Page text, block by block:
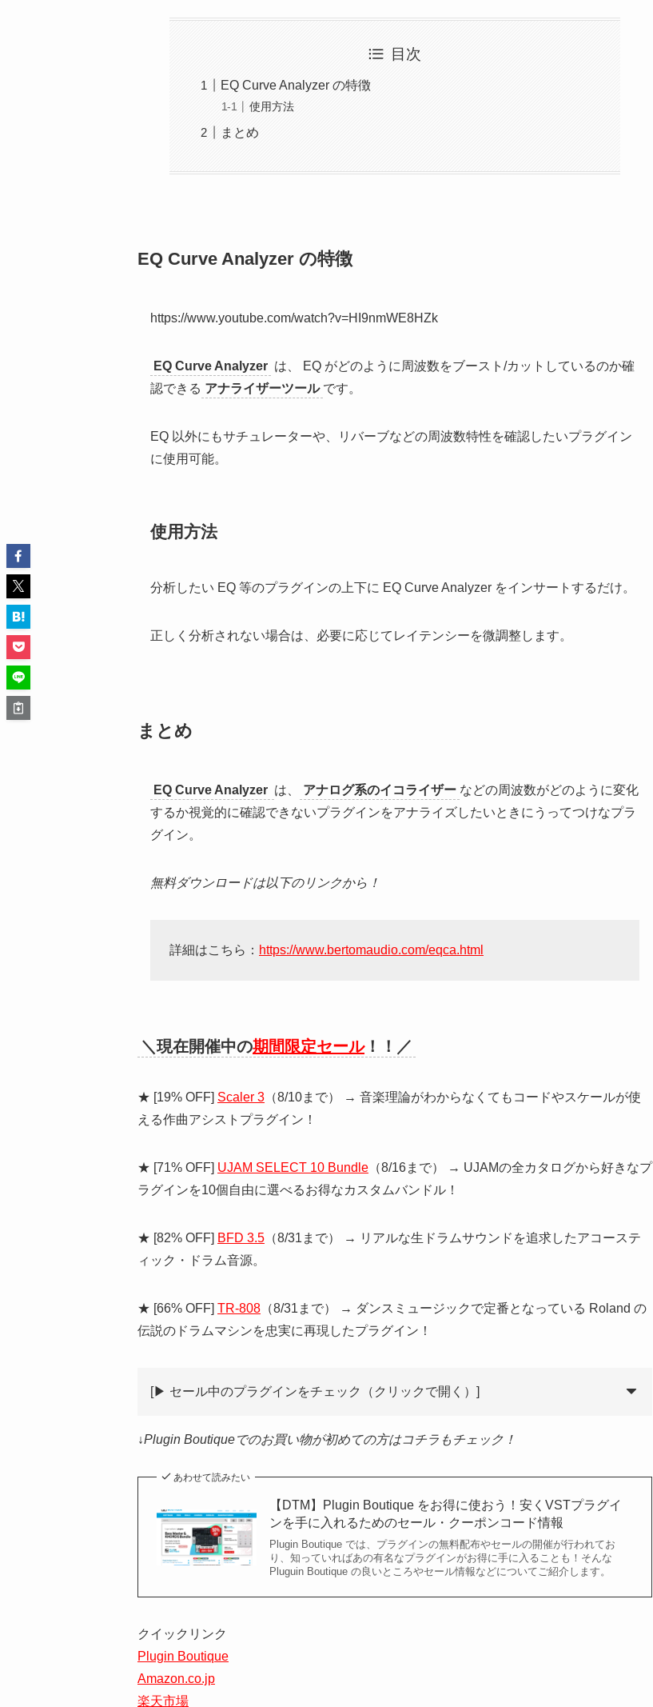
目次
EQ Curve Analyzer の特徴
使用方法
まとめ
EQ Curve Analyzer の特徴
https://www.youtube.com/watch?v=HI9nmWE8HZk
EQ Curve Analyzer は、 EQ がどのように周波数をブースト/カットしているのか確
認できる アナライザーツール です。
EQ 以外にもサチュレーターや、リバーブなどの周波数特性を確認したいプラグイン
に使用可能。
使用方法
分析したい EQ 等のプラグインの上下に EQ Curve Analyzer をインサートするだけ。
正しく分析されない場合は、必要に応じてレイテンシーを微調整します。
まとめ
EQ Curve Analyzer は、 アナログ系のイコライザー などの周波数がどのように変化
するか視覚的に確認できないプラグインをアナライズしたいときにうってつけなプラ
グイン。
無料ダウンロードは以下のリンクから！
詳細はこちら： https://www.bertomaudio.com/eqca.html
＼現在開催中の期間限定セール！！／
★ [19% OFF] Scaler 3 （8/10まで） → 音楽理論がわからなくてもコードやスケールが使
える作曲アシストプラグイン！
★ [71% OFF] UJAM SELECT 10 Bundle （8/16まで） → UJAMの全カタログから好きなプ
ラグインを10個自由に選べるお得なカスタムバンドル！
★ [82% OFF] BFD 3.5 （8/31まで） → リアルな生ドラムサウンドを追求したアコーステ
ィック・ドラム音源。
★ [66% OFF] TR-808 （8/31まで） → ダンスミュージックで定番となっている Roland の
伝説のドラムマシンを忠実に再現したプラグイン！
[▶︎ セール中のプラグインをチェック（クリックで開く）]
↓Plugin Boutiqueでのお買い物が初めての方はコチラもチェック！
あわせて読みたい
【DTM】Plugin Boutique をお得に使おう！安くVSTプラグイ
ンを手に入れるためのセール・クーポンコード情報
Plugin Boutique では、プラグインの無料配布やセールの開催が行われてお
り、知っていればあの有名なプラグインがお得に手に入ることも！そんな
Pluguin Boutique の良いところやセール情報などについてご紹介します。
クイックリンク
Plugin Boutique
Amazon.co.jp
楽天市場